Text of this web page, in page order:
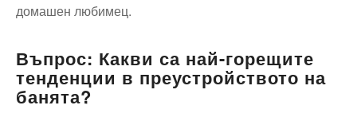
домашен любимец.
Въпрос: Какви са най-горещите
тенденции в преустройството на
банята?